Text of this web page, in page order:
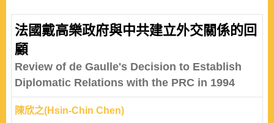
法國戴高樂政府與中共建立外交關係的回
顧
Review of de Gaulle's Decision to Establish
Diplomatic Relations with the PRC in 1994
陳欣之(Hsin-Chin Chen)